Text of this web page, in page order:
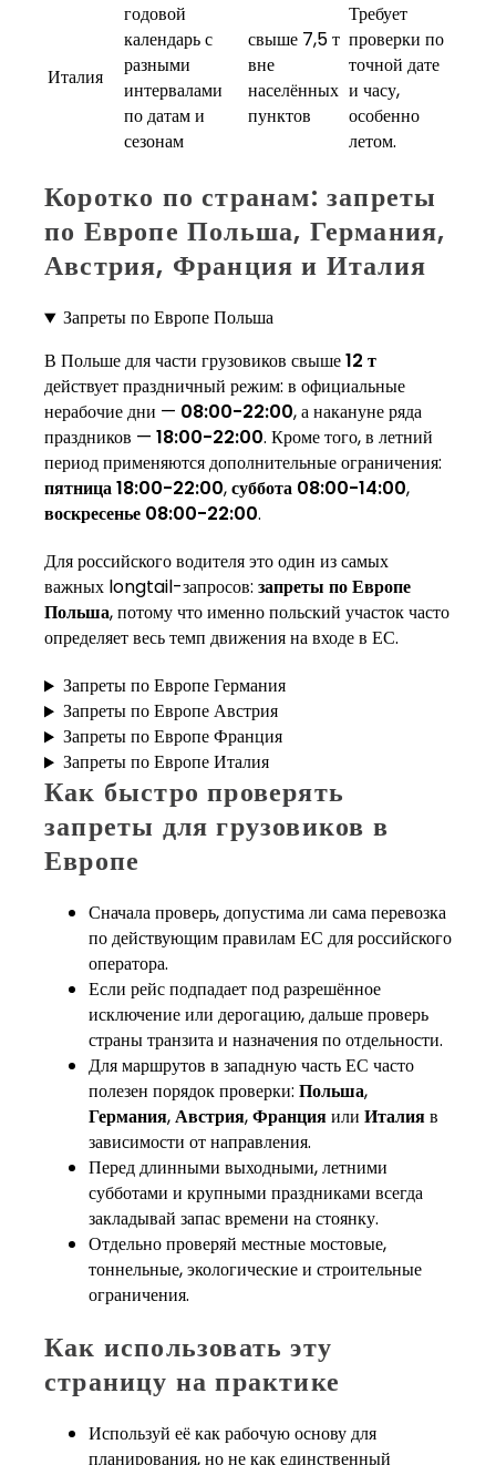
Италия
годовой
календарь с
разными
интервалами
по датам и
сезонам
свыше 7,5 т
вне
населённых
пунктов
Требует
проверки по
точной дате
и часу,
особенно
летом.
Коротко по странам: запреты
по Европе Польша, Германия,
Австрия, Франция и Италия
Запреты по Европе Польша
В Польше для части грузовиков свыше12 т
действует праздничный режим: в официальные
нерабочие дни — 08:00-22:00, а накануне ряда
праздников — 18:00-22:00. Кроме того, в летний
период применяются дополнительные ограничения:
пятница 18:00-22:00,суббота 08:00-14:00,
воскресенье 08:00-22:00.
Для российского водителя это один из самых
важных longtail-запросов: запреты по Европе
Польша, потому что именно польский участок часто
определяет весь темп движения на входе в ЕС.
Запреты по Европе Германия
Запреты по Европе Австрия
Запреты по Европе Франция
Запреты по Европе Италия
Как быстро проверять
запреты для грузовиков в
Европе
Сначала проверь, допустима ли сама перевозка
по действующим правилам ЕС для российского
оператора.
Если рейс подпадает под разрешённое
исключение или дерогацию, дальше проверь
страны транзита и назначения по отдельности.
Для маршрутов в западную часть ЕС часто
полезен порядок проверки: Польша,
Германия,Австрия,Францияили Италияв
зависимости от направления.
Перед длинными выходными, летними
субботами и крупными праздниками всегда
закладывай запас времени на стоянку.
Отдельно проверяй местные мостовые,
тоннельные, экологические и строительные
ограничения.
Как использовать эту
страницу на практике
Используй её как рабочую основу для
планирования, но не как единственный